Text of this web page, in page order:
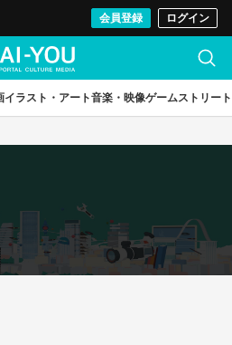
会員登録 ログイン
イラスト・アート音楽・映像ゲームストリート